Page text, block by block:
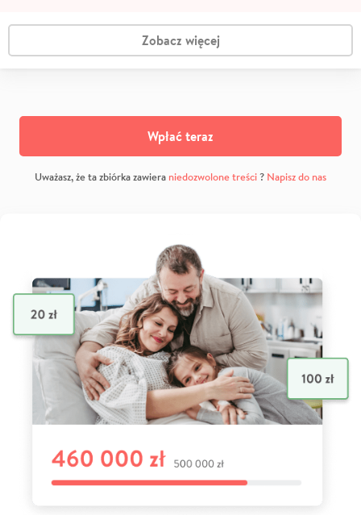
Zobacz więcej
Wpłać teraz
Uważasz, że ta zbiórka zawiera niedozwolone treści? Napisz do nas